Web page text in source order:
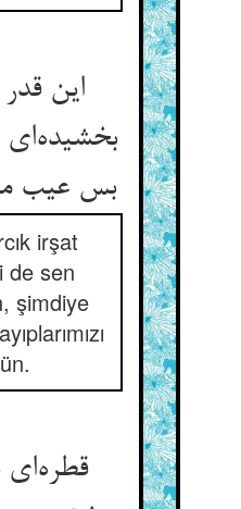
این قدر
irşat
de sen
şimdiye